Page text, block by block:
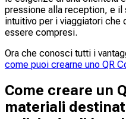
pressione alla reception, e
intuitivo per i viaggiatori
essere compresi.
Ora che conosci tutti i
come puoi crearne uno QR
Come creare un
materiali